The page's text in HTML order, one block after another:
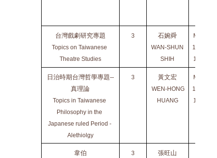
台灣戲劇研究專題
Topics on Taiwanese
Theatre Studies
3 石婉舜
WAN-SHUN
SHIH
MON
1420-
1720
日治時期台灣哲學專題--
真理論
Topics in Taiwanese
Philosophy in the
Japanese ruled Period -
Alethiolgy
3 黃文宏
WEN-HONG
HUANG
MON
1010-
1300
韋伯 3 張旺山